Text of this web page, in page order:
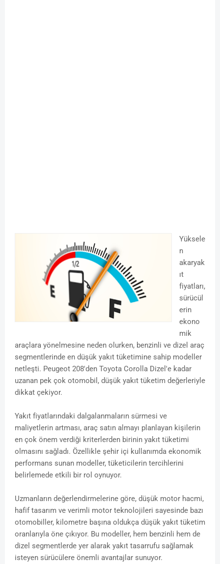
Yüksele
n
akaryak
ıt
fiyatları,
sürücül
erin
ekono
mik
araçlara yönelmesine neden olurken, benzinli ve dizel araç
segmentlerinde en düşük yakıt tüketimine sahip modeller
netleşti. Peugeot 208'den Toyota Corolla Dizel'e kadar
uzanan pek çok otomobil, düşük yakıt tüketim değerleriyle
dikkat çekiyor.
Yakıt fiyatlarındaki dalgalanmaların sürmesi ve
maliyetlerin artması, araç satın almayı planlayan kişilerin
en çok önem verdiği kriterlerden birinin yakıt tüketimi
olmasını sağladı. Özellikle şehir içi kullanımda ekonomik
performans sunan modeller, tüketicilerin tercihlerini
belirlemede etkili bir rol oynuyor.
Uzmanların değerlendirmelerine göre, düşük motor hacmi,
hafif tasarım ve verimli motor teknolojileri sayesinde bazı
otomobiller, kilometre başına oldukça düşük yakıt tüketim
oranlarıyla öne çıkıyor. Bu modeller, hem benzinli hem de
dizel segmentlerde yer alarak yakıt tasarrufu sağlamak
isteyen sürücülere önemli avantajlar sunuyor.